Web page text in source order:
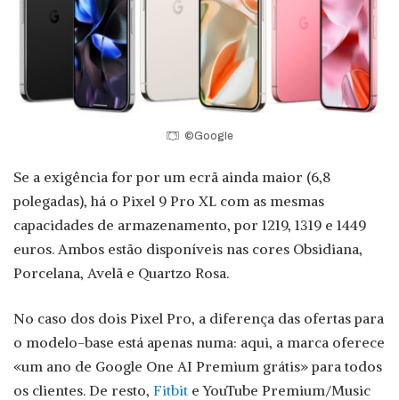
©Google
Se a exigência for por um ecrã ainda maior (6,8
polegadas), há o Pixel 9 Pro XL com as mesmas
capacidades de armazenamento, por 1219, 1319 e 1449
euros. Ambos estão disponíveis nas cores Obsidiana,
Porcelana, Avelã e Quartzo Rosa.
No caso dos dois Pixel Pro, a diferença das ofertas para
o modelo-base está apenas numa: aqui, a marca oferece
«um ano de Google One AI Premium grátis» para todos
os clientes. De resto, Fitbit e YouTube Premium/Music